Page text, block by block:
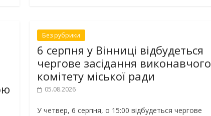
Без рубрики
6 серпня у Вінниці відбудеться
чергове засідання виконавчого
комітету міської ради
05.08.2026
У четвер, 6 серпня, о 15:00 відбудеться чергове